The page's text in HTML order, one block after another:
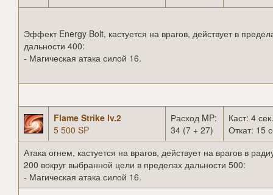
Эффект Energy Bolt, кастуется на врагов, действует в
дальности 400:
- Магическая атака силой 16.
Flame Strike lv.2
5 500 SP
Расход MP:
34 (7 + 27)
Каст: 4 сек.
Откат: 15
Атака огнем, кастуется на врагов, действует на врагов в
200 вокруг выбранной цели в пределах дальности 500:
- Магическая атака силой 16.